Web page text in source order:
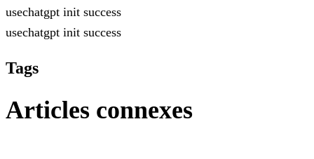
usechatgpt init success
usechatgpt init success
Tags
Articles connexes